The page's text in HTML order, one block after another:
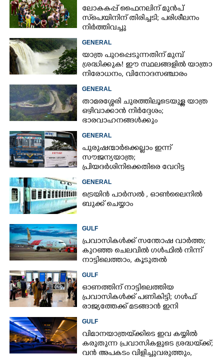
ലോകകപ്പ് ഫൈനലിന് മുൻപ്
സ്‌പെയിനിന് തിരിച്ചടി; പരിശീലനം
നിർത്തിവച്ചു
GENERAL
യാത്ര പുറപ്പെടുന്നതിന് മുമ്പ്
ശ്രദ്ധിക്കുക! ഈ സ്ഥലങ്ങളിൽ യാത്രാ
നിരോധനം,​ വിനോദസഞ്ചാരം
GENERAL
താമരശ്ശേരി ചുരത്തിലൂടെയുള്ള യാത്ര
ഒഴിവാക്കാൻ നിർദ്ദേശം;
ഭാരവാഹനങ്ങൾക്കും
നിയന്ത്രണം
GENERAL
പുരുഷന്മാർക്കെല്ലാം ഇന്ന്
സൗജന്യയാത്ര;
പ്രിയദർശിനിക്കെതിരെ വേറിട്ട
സ്വകാര്യ ബസുകൾ
GENERAL
ട്രെയിൻ പാർസൽ , ഓൺലൈനിൽ
ബുക്ക് ചെയ്യാം
GULF
പ്രവാസികൾക്ക് സന്തോഷ വാർത്ത;
കുറഞ്ഞ ചെലവിൽ ഗൾഫിൽ നിന്ന്
നാട്ടിലെത്താം,​ കൂടുതൽ
എക്സ്പ്രസ്
GULF
ഓണത്തിന് നാട്ടിലെത്തിയ
പ്രവാസികൾക്ക് പണികിട്ടി; ഗൾഫ്
രാജ്യത്തേക്ക് മടങ്ങാൻ ഇനി
GULF
വിമാനയാത്രയ്‌ക്കിടെ ഇവ കയ്യിൽ
കരുതുന്ന പ്രവാസികളുടെ ശ്രദ്ധയ്‌ക്ക്;
വൻ അപകടം വിളിച്ചുവരുത്തും,